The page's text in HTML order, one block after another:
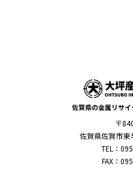
佐賀県の金属リサ
〒
佐賀県佐賀市東
TEL：
FAX：